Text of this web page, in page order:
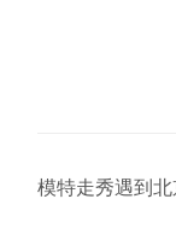
模特走秀遇到